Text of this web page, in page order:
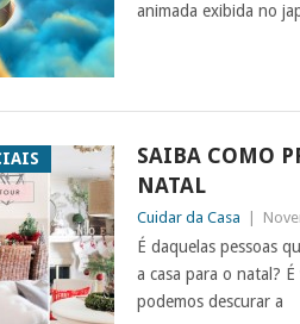
animada exibida no
SAIBA COMO
NATAL
Cuidar da Casa
É daquelas pessoas
a casa para o natal?
podemos descurar a